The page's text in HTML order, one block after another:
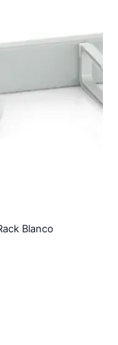
Blanco